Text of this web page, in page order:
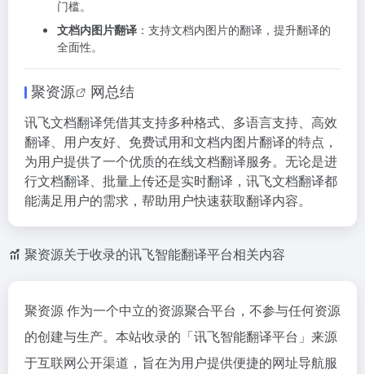
门槛。
文档内图片翻译 ：支持文档内图片的翻译，提升翻译的
全面性。
聚资源 网总结
讯飞文档翻译凭借其支持多种格式、多语言支持、高效
翻译、用户友好、免费试用和文档内图片翻译的特点，
为用户提供了一个优质的在线文档翻译服务。无论是进
行文档翻译、批量上传还是实时翻译，讯飞文档翻译都
能满足用户的需求，帮助用户快速获取翻译内容。
聚资源关于收录的讯飞智能翻译平台相关内容
聚资源 作为一个中立的资源聚合平台，不参与任何资源
的创建与生产。本站收录的「讯飞智能翻译平台」来源
于互联网公开渠道，旨在为用户提供便捷的网址导航服